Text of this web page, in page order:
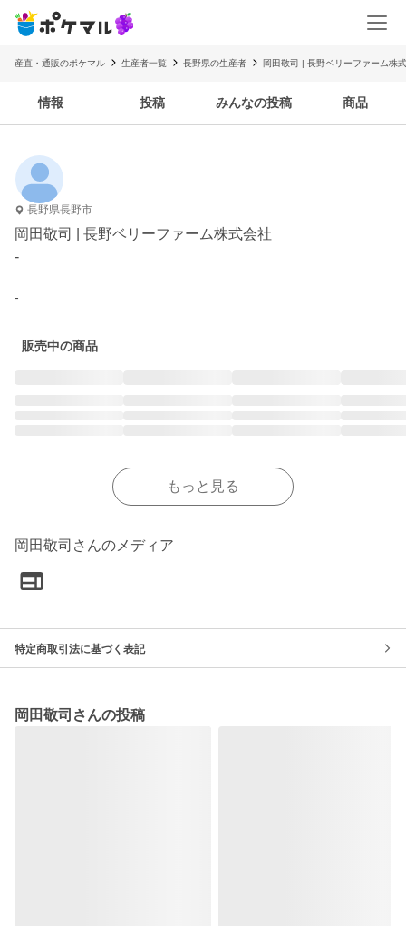
産直・通販のポケマル 生産者一覧 長野県の生産者 岡田敬司 | 長野ベリーファーム株
情報 投稿 みんなの投稿 商品
長野県長野市
岡田敬司 | 長野ベリーファーム株式会社
-
-
販売中の商品
もっと見る
岡田敬司さんのメディア
特定商取引法に基づく表記
岡田敬司さんの投稿